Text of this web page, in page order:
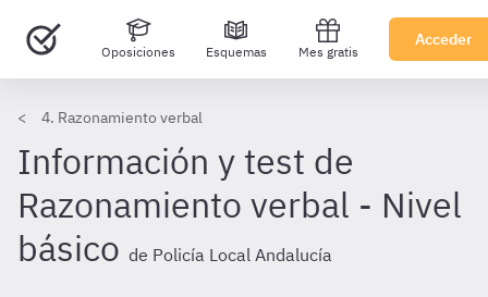
Oposiciones Esquemas Mes gratis
Acceder
4. Razonamiento verbal
Información y test de
Razonamiento verbal - Nivel
básico de Policía Local Andalucía